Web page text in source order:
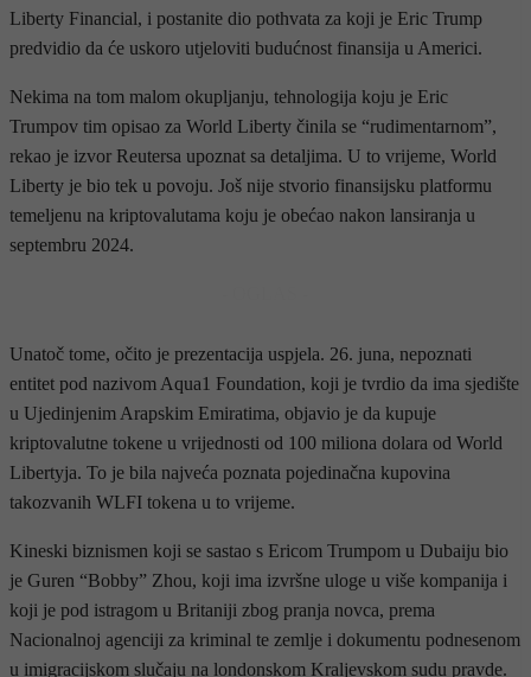
Liberty Financial, i postanite dio pothvata za koji je Eric Trump
predvidio da će uskoro utjeloviti budućnost finansija u Americi.
Nekima na tom malom okupljanju, tehnologija koju je Eric
Trumpov tim opisao za World Liberty činila se “rudimentarnom”,
rekao je izvor Reutersa upoznat sa detaljima. U to vrijeme, World
Liberty je bio tek u povoju. Još nije stvorio finansijsku platformu
temeljenu na kriptovalutama koju je obećao nakon lansiranja u
septembru 2024.
Unatoč tome, očito je prezentacija uspjela. 26. juna, nepoznati
entitet pod nazivom Aqua1 Foundation, koji je tvrdio da ima sjedište
u Ujedinjenim Arapskim Emiratima, objavio je da kupuje
kriptovalutne tokene u vrijednosti od 100 miliona dolara od World
Libertyja. To je bila najveća poznata pojedinačna kupovina
takozvanih WLFI tokena u to vrijeme.
Kineski biznismen koji se sastao s Ericom Trumpom u Dubaiju bio
je Guren “Bobby” Zhou, koji ima izvršne uloge u više kompanija i
koji je pod istragom u Britaniji zbog pranja novca, prema
Nacionalnoj agenciji za kriminal te zemlje i dokumentu podnesenom
u imigracijskom slučaju na londonskom Kraljevskom sudu pravde.